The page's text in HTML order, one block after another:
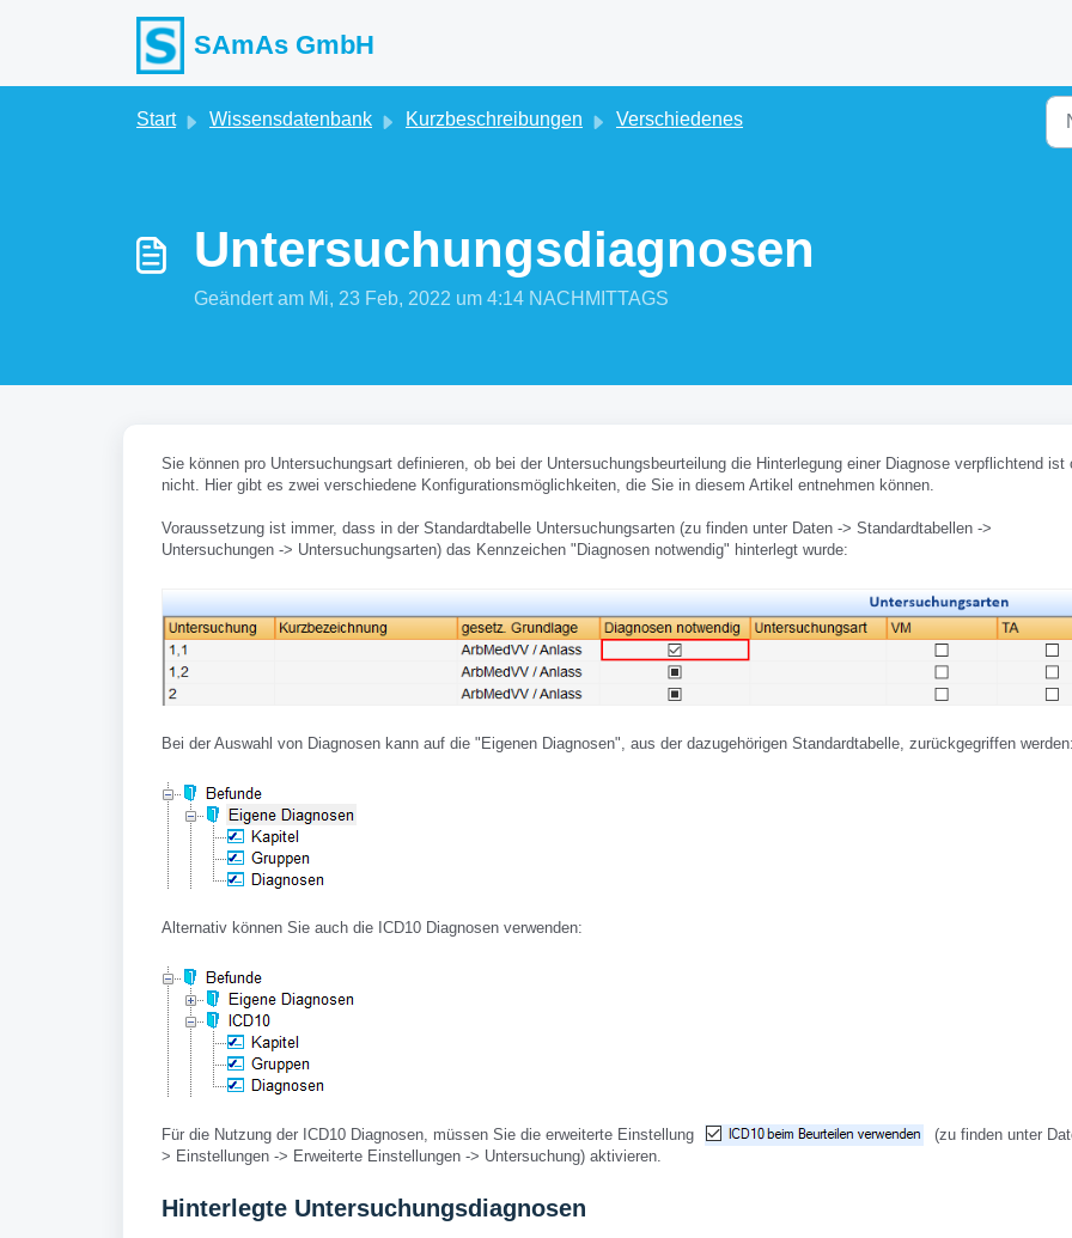
SAmAs GmbH
Start Wissensdatenbank Kurzbeschreibungen Verschiedenes
Untersuchungsdiagnosen
Geändert am Mi, 23 Feb, 2022 um 4:14 NACHMITTAGS
Sie können pro Untersuchungsart definieren, ob bei der Untersuchungsbeurteilung die Hinterlegung einer Diagnose verpflichtend ist
nicht. Hier gibt es zwei verschiedene Konfigurationsmöglichkeiten, die Sie in diesem Artikel entnehmen können.
Voraussetzung ist immer, dass in der Standardtabelle Untersuchungsarten (zu finden unter Daten -> Standardtabellen ->
Untersuchungen -> Untersuchungsarten) das Kennzeichen "Diagnosen notwendig" hinterlegt wurde:
Bei der Auswahl von Diagnosen kann auf die "Eigenen Diagnosen", aus der dazugehörigen Standardtabelle, zurückgegriffen werden:
Alternativ können Sie auch die ICD10 Diagnosen verwenden:
Für die Nutzung der ICD10 Diagnosen, müssen Sie die erweiterte Einstellung
(zu finden unter
> Einstellungen -> Erweiterte Einstellungen -> Untersuchung) aktivieren.
Hinterlegte Untersuchungsdiagnosen